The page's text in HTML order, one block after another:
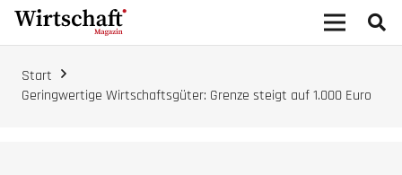
Start
Geringwertige Wirtschaftsgüter: Grenze steigt auf 1.000 Euro